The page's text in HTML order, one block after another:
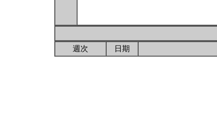
週次 日期